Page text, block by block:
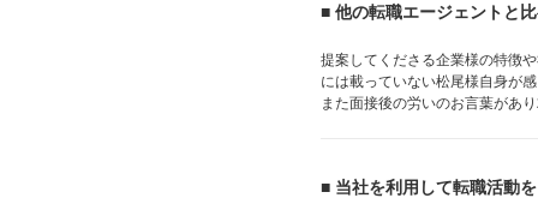
■ 他の転職エージェントと
提案してくださる企業様の特徴
には載っていない松尾様自身が
また面接後の労いのお言葉があ
■ 当社を利用して転職活動